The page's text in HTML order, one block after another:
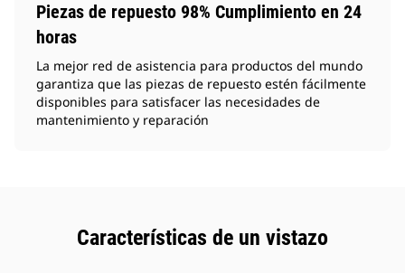
Piezas de repuesto 98% Cumplimiento en 24
horas
La mejor red de asistencia para productos del mundo
garantiza que las piezas de repuesto estén fácilmente
disponibles para satisfacer las necesidades de
mantenimiento y reparación
Características de un vistazo